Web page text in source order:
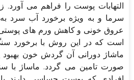
التهابات پوست را فراهم می آورد.
سرما و به ویژه برخورد آب سرد
عروق خونی و کاهش ورم های
است که در این روش با برخورد
ماشاژ دورانی آن گردش خون بهبود
صورت تامین می گردد. ماساژ با